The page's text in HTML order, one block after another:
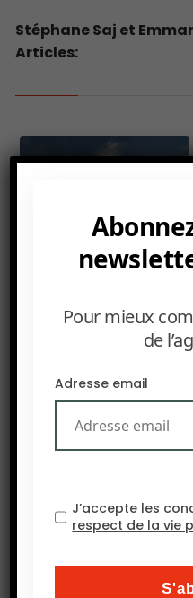
Stéphane Saj et
Articles:
17 DÉCEMBRE 2018
L’adaptation au
comptent parmi les
principaux défis
l’agriculture. Au
Pour mieux
de
Adresse email
J’accepte les
respect de la vie